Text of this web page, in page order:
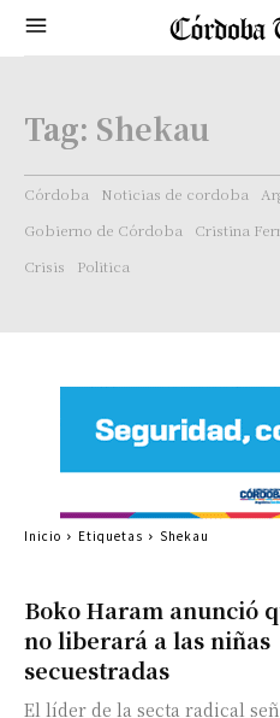
Tag: Shekau
Córdoba Noticias de cordoba
Gobierno de Córdoba
Cristina
Crisis
Politica
Boko Haram anunció
no liberará a las niñas
secuestradas
El líder de la secta radical
Inicio Etiquetas Shekau